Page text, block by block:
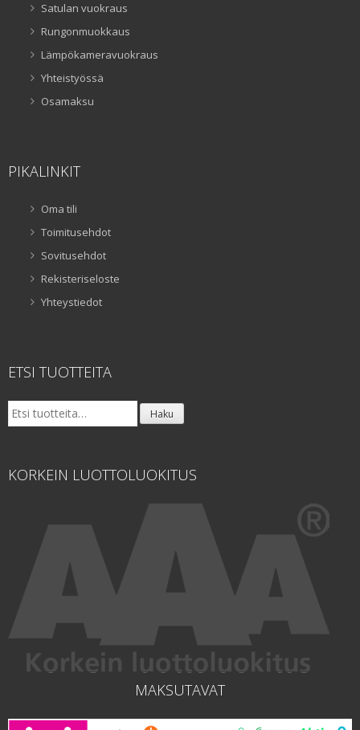
Satulan vuokraus
Rungonmuokkaus
Lämpökameravuokraus
Yhteistyössä
Osamaksu
PIKALINKIT
Oma tili
Toimitusehdot
Sovitusehdot
Rekisteriseloste
Yhteystiedot
ETSI TUOTTEITA
Etsi: Haku
KORKEIN LUOTTOLUOKITUS
MAKSUTAVAT